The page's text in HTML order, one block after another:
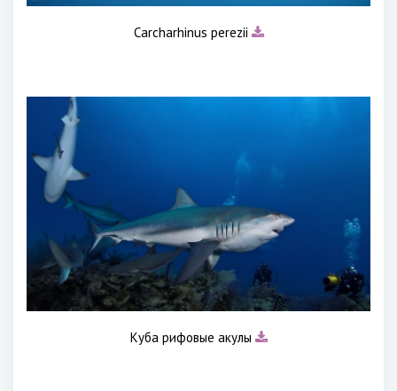
Carcharhinus perezii
Куба рифовые акулы